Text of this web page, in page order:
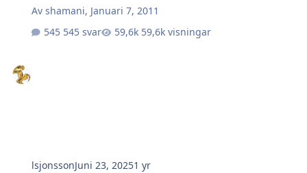
Avshamani, Januari 7, 2011
545 svar
59,6k visningar
lsjonssonJuni 23, 20251 yr